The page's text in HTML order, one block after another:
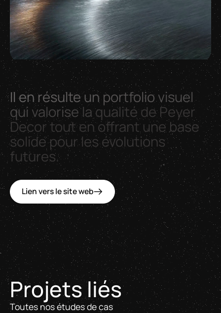
Il enrésulteun portfoliovisuel
qui valoriselaqualité de Peyer
Decortout en offrant unebase
solidepourlesévolutions
futures.
Lien vers le site web
Projets liés
Toutes nos études de cas